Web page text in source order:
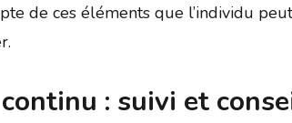
de ces éléments que l’individu
: suivi et